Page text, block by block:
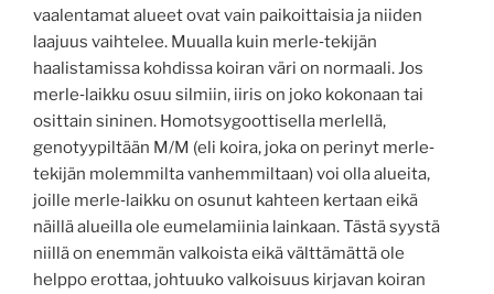
vaalentamat alueet ovat vain paikoittaisia ja niiden
laajuus vaihtelee. Muualla kuin merle‐tekijän
haalistamissa kohdissa koiran väri on normaali. Jos
merle‐laikku osuu silmiin, iiris on joko kokonaan tai
osittain sininen. Homotsygoottisella merlellä,
genotyypiltään M/M (eli koira, joka on perinyt merle‐
tekijän molemmilta vanhemmiltaan) voi olla alueita,
joille merle‐laikku on osunut kahteen kertaan eikä
näillä alueilla ole eumelamiinia lainkaan. Tästä syystä
niillä on enemmän valkoista eikä välttämättä ole
helppo erottaa, johtuuko valkoisuus kirjavan koiran